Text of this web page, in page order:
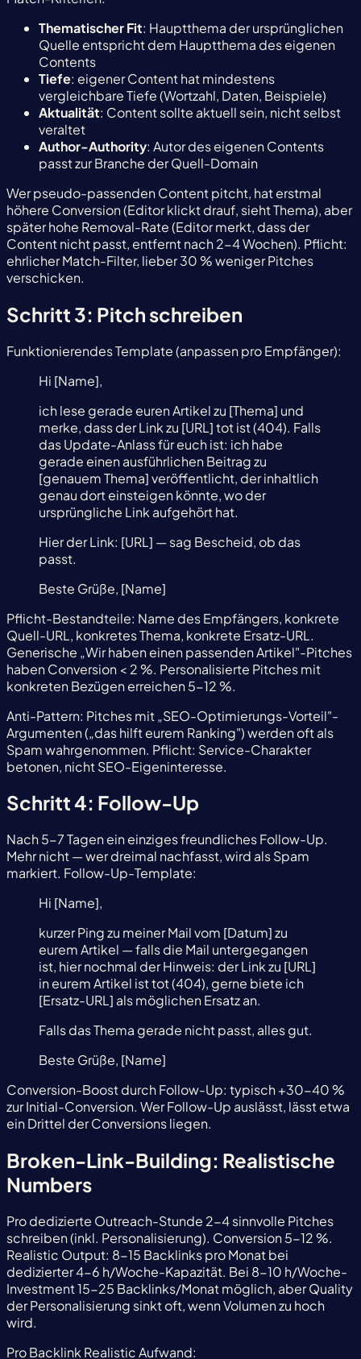
Thematischer Fit: Hauptthema der ursprünglichen
Quelle entspricht dem Hauptthema des eigenen
Contents
Tiefe: eigener Content hat mindestens
vergleichbare Tiefe (Wortzahl, Daten, Beispiele)
Aktualität: Content sollte aktuell sein, nicht selbst
veraltet
Author-Authority: Autor des eigenen Contents
passt zur Branche der Quell-Domain
Wer pseudo-passenden Content pitcht, hat erstmal
höhere Conversion (Editor klickt drauf, sieht Thema), aber
später hohe Removal-Rate (Editor merkt, dass der
Content nicht passt, entfernt nach 2-4 Wochen). Pflicht:
ehrlicher Match-Filter, lieber 30 % weniger Pitches
verschicken.
Schritt 3: Pitch schreiben
Funktionierendes Template (anpassen pro Empfänger):
Hi [Name],
ich lese gerade euren Artikel zu [Thema] und
merke, dass der Link zu [URL] tot ist (404). Falls
das Update-Anlass für euch ist: ich habe
gerade einen ausführlichen Beitrag zu
[genauem Thema] veröffentlicht, der inhaltlich
genau dort einsteigen könnte, wo der
ursprüngliche Link aufgehört hat.
Hier der Link: [URL] — sag Bescheid, ob das
passt.
Beste Grüße, [Name]
Pflicht-Bestandteile: Name des Empfängers, konkrete
Quell-URL, konkretes Thema, konkrete Ersatz-URL.
Generische „Wir haben einen passenden Artikel"-Pitches
haben Conversion < 2 %. Personalisierte Pitches mit
konkreten Bezügen erreichen 5-12 %.
Anti-Pattern: Pitches mit „SEO-Optimierungs-Vorteil"-
Argumenten („das hilft eurem Ranking") werden oft als
Spam wahrgenommen. Pflicht: Service-Charakter
betonen, nicht SEO-Eigeninteresse.
Schritt 4: Follow-Up
Nach 5-7 Tagen ein einziges freundliches Follow-Up.
Mehr nicht — wer dreimal nachfasst, wird als Spam
markiert. Follow-Up-Template:
Hi [Name],
kurzer Ping zu meiner Mail vom [Datum] zu
eurem Artikel — falls die Mail untergegangen
ist, hier nochmal der Hinweis: der Link zu [URL]
in eurem Artikel ist tot (404), gerne biete ich
[Ersatz-URL] als möglichen Ersatz an.
Falls das Thema gerade nicht passt, alles gut.
Beste Grüße, [Name]
Conversion-Boost durch Follow-Up: typisch +30-40 %
zur Initial-Conversion. Wer Follow-Up auslässt, lässt etwa
ein Drittel der Conversions liegen.
Broken-Link-Building: Realistische
Numbers
Pro dedizierte Outreach-Stunde 2-4 sinnvolle Pitches
schreiben (inkl. Personalisierung). Conversion 5-12 %.
Realistic Output: 8-15 Backlinks pro Monat bei
dedizierter 4-6 h/Woche-Kapazität. Bei 8-10 h/Woche-
Investment 15-25 Backlinks/Monat möglich, aber Quality
der Personalisierung sinkt oft, wenn Volumen zu hoch
wird.
Pro Backlink Realistic Aufwand: